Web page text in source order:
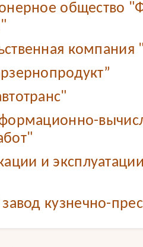
общество
и эксплуатации
кузнечно-